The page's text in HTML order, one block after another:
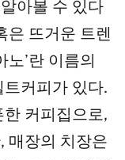
아볼 수 있다
은 뜨거운 트렌
’란 이름의
커피가 있다.
커피집으로,
매장의 치장은